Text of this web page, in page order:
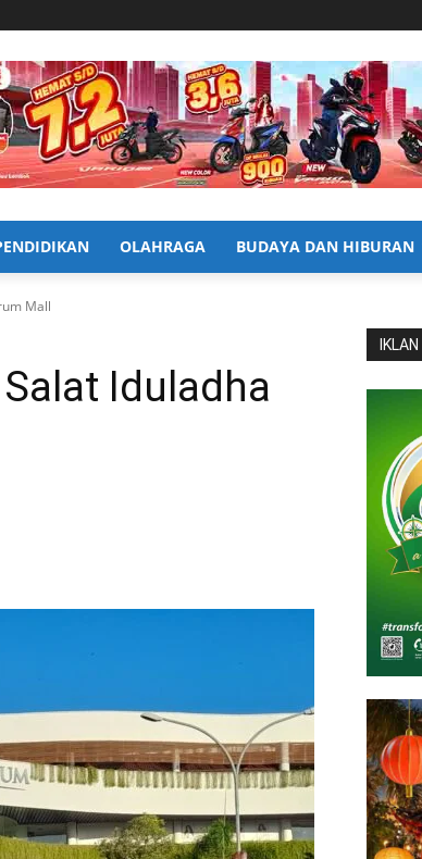
OLAHRAGA BUDAYA DAN HIBURAN
Mall
Iduladha
IKLAN